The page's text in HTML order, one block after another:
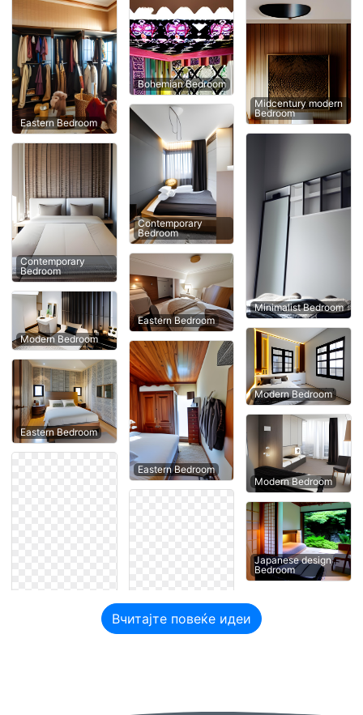
Eastern Bedroom
Contemporary
Bedroom
Modern Bedroom
Eastern Bedroom
Bohemian Bedroom
Contemporary
Bedroom
Eastern Bedroom
Eastern Bedroom
Midcentury modern
Bedroom
Minimalist Bedroom
Modern Bedroom
Modern Bedroom
Japanese design
Bedroom
Вчитајте повеќе идеи